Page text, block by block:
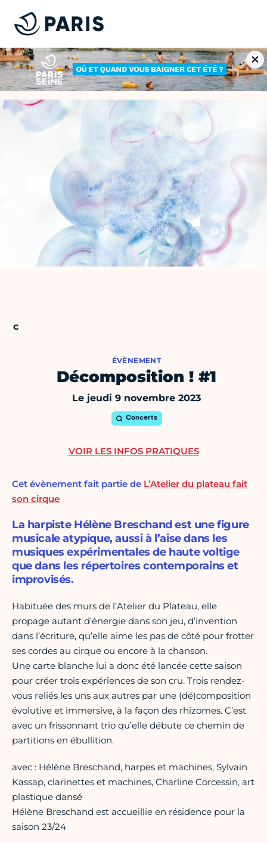
ÉVÈNEMENT
Décomposition ! #1
Le jeudi 9 novembre 2023
Concerts
Cet évènement fait partie de L’Atelier du plateau fait
son cirque
La harpiste Hélène Breschand est une figure
musicale atypique, aussi à l’aise dans les
musiques expérimentales de haute voltige
que dans les répertoires contemporains et
improvisés.
Habituée des murs de l’Atelier du Plateau, elle
propage autant d’énergie dans son jeu, d’invention
dans l’écriture, qu’elle aime les pas de côté pour frotter
ses cordes au cirque ou encore à la chanson.
Une carte blanche lui a donc été lancée cette saison
pour créer trois expériences de son cru. Trois rendez-
vous reliés les uns aux autres par une (dé)composition
évolutive et immersive, à la façon des rhizomes. C’est
avec un frissonnant trio qu’elle débute ce chemin de
partitions en ébullition.
avec : Hélène Breschand, harpes et machines, Sylvain
Kassap, clarinettes et machines, Charline Corcessin, art
plastique dansé
Hélène Breschand est accueillie en résidence pour la
saison 23/24
VOIR LES INFOS PRATIQUES